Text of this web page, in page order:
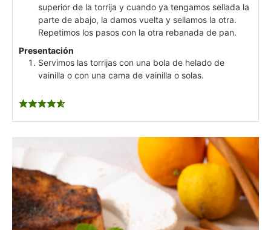
superior de la torrija y cuando ya tengamos sellada la
parte de abajo, la damos vuelta y sellamos la otra.
Repetimos los pasos con la otra rebanada de pan.
Presentación
Servimos las torrijas con una bola de helado de
vainilla o con una cama de vainilla o solas.